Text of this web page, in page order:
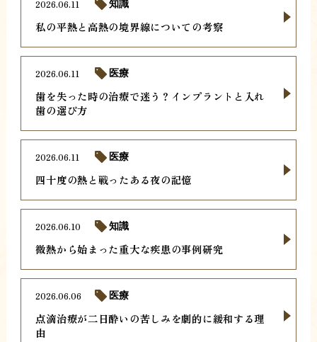
私の平熱と高熱の境界線についての考察
2026.06.11 知識
歯を失った時の治療で迷う？インプラントと入れ
歯の選び方
2026.06.11 医療
四十度の熱と戦ったある夜の記憶
2026.06.11 医療
微熱から始まった重大な疾患の事例研究
2026.06.10 知識
点滴治療が二日酔いの苦しみを劇的に緩和する理
由
2026.06.06 医療